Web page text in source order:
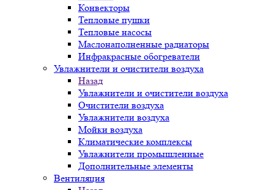
Конвекторы
Тепловые пушки
Тепловые насосы
Маслонаполненные радиаторы
Инфракрасные обогреватели
Увлажнители и очистители воздуха
Назад
Увлажнители и очистители воздуха
Очистители воздуха
Увлажнители воздуха
Мойки воздуха
Климатические комплексы
Увлажнители промышленные
Дополнительные элементы
Вентиляция